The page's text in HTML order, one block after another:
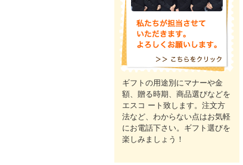
ギフトの用途別にマナーや金
額、贈る時期、商品選びなどを
エスコ ート致します。注文方
法など、わからない点はお気軽
にお電話下さい。ギフト選びを
楽しみましょう！